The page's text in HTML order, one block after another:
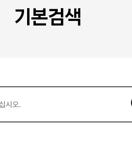
기본검색